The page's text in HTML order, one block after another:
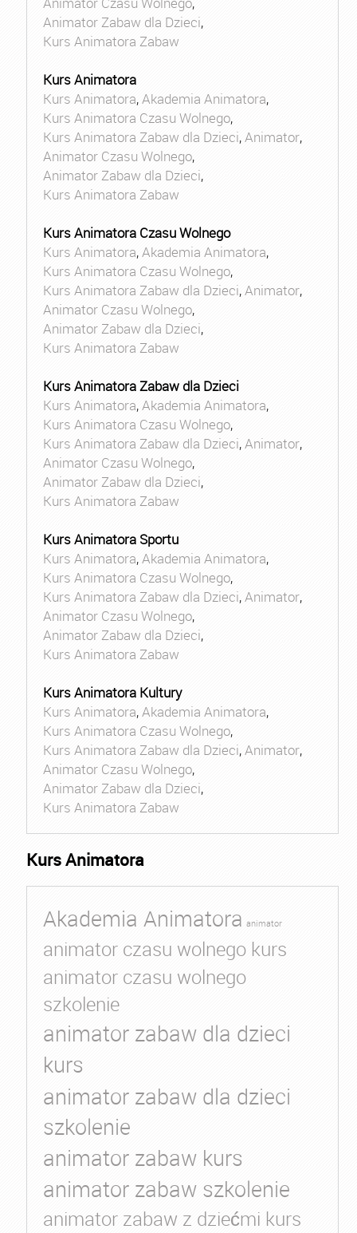
Animator Zabaw dla Dzieci,
Kurs Animatora Zabaw
Kurs Animatora
Kurs Animatora,Akademia Animatora,
Kurs Animatora Czasu Wolnego,
Kurs Animatora Zabaw dla Dzieci,Animator,
Animator Czasu Wolnego,
Animator Zabaw dla Dzieci,
Kurs Animatora Zabaw
Kurs Animatora Czasu Wolnego
Kurs Animatora,Akademia Animatora,
Kurs Animatora Czasu Wolnego,
Kurs Animatora Zabaw dla Dzieci,Animator,
Animator Czasu Wolnego,
Animator Zabaw dla Dzieci,
Kurs Animatora Zabaw
Kurs Animatora Zabaw dla Dzieci
Kurs Animatora,Akademia Animatora,
Kurs Animatora Czasu Wolnego,
Kurs Animatora Zabaw dla Dzieci,Animator,
Animator Czasu Wolnego,
Animator Zabaw dla Dzieci,
Kurs Animatora Zabaw
Kurs Animatora Sportu
Kurs Animatora,Akademia Animatora,
Kurs Animatora Czasu Wolnego,
Kurs Animatora Zabaw dla Dzieci,Animator,
Animator Czasu Wolnego,
Animator Zabaw dla Dzieci,
Kurs Animatora Zabaw
Kurs Animatora Kultury
Kurs Animatora,Akademia Animatora,
Kurs Animatora Czasu Wolnego,
Kurs Animatora Zabaw dla Dzieci,Animator,
Animator Czasu Wolnego,
Animator Zabaw dla Dzieci,
Kurs Animatora Zabaw
Kurs Animatora
Akademia Animatora animator
animator czasu wolnego kurs
animator czasu wolnego
szkolenie
animator zabaw dla dzieci
kurs
animator zabaw dla dzieci
szkolenie
animator zabaw kurs
animator zabaw szkolenie
animator zabaw z dziećmi kurs